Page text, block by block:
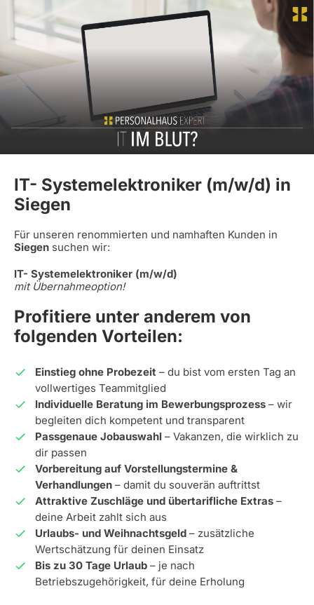
IT- Systemelektroniker (m/w/d) in
Siegen
Für unseren renommierten und namhaften Kunden in
Siegen suchen wir:
IT- Systemelektroniker (m/w/d)
mit Übernahmeoption!
Profitiere unter anderem von
folgenden Vorteilen:
Einstieg ohne Probezeit – du bist vom ersten Tag an
vollwertiges Teammitglied
Individuelle Beratung im Bewerbungsprozess – wir
begleiten dich kompetent und transparent
Passgenaue Jobauswahl – Vakanzen, die wirklich zu
dir passen
Vorbereitung auf Vorstellungstermine &
Verhandlungen – damit du souverän auftrittst
Attraktive Zuschläge und übertarifliche Extras –
deine Arbeit zahlt sich aus
Urlaubs- und Weihnachtsgeld – zusätzliche
Wertschätzung für deinen Einsatz
Bis zu 30 Tage Urlaub – je nach
Betriebszugehörigkeit, für deine Erholung